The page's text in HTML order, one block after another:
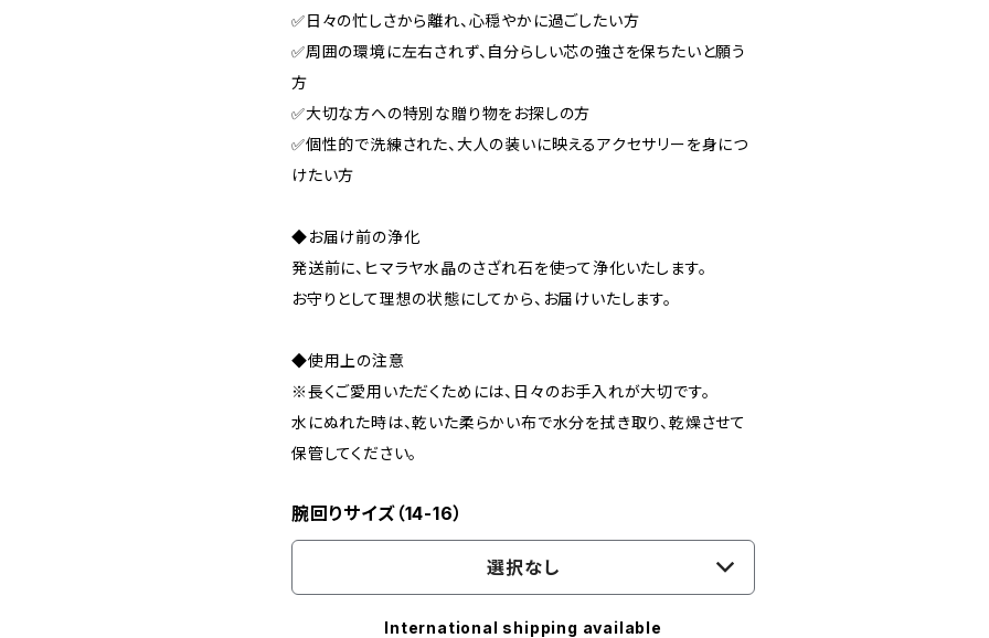
✅日々の忙しさから離れ、心穏やかに過ごしたい方
✅周囲の環境に左右されず、自分らしい芯の強さを保ちたいと願う
方
✅大切な方への特別な贈り物をお探しの方
✅個性的で洗練された、大人の装いに映えるアクセサリーを身につ
けたい方
◆お届け前の浄化
発送前に、ヒマラヤ水晶のさざれ石を使って浄化いたします。
お守りとして理想の状態にしてから、お届けいたします。
◆使用上の注意
※長くご愛用いただくためには、日々のお手入れが大切です。
水にぬれた時は、乾いた柔らかい布で水分を拭き取り、乾燥させて
保管してください。
腕回りサイズ（14-16）
選択なし
International shipping available